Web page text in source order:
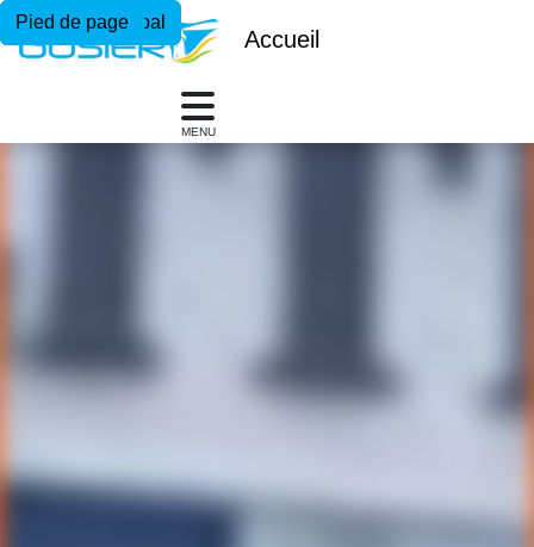
Menu principal
Contenu principal
Pied de page
Accueil
MENU